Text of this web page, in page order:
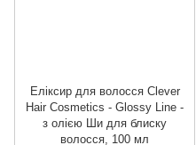
Еліксир для волосся Clever
Hair Cosmetics - Glossy Line -
з олією Ши для блиску
волосся, 100 мл